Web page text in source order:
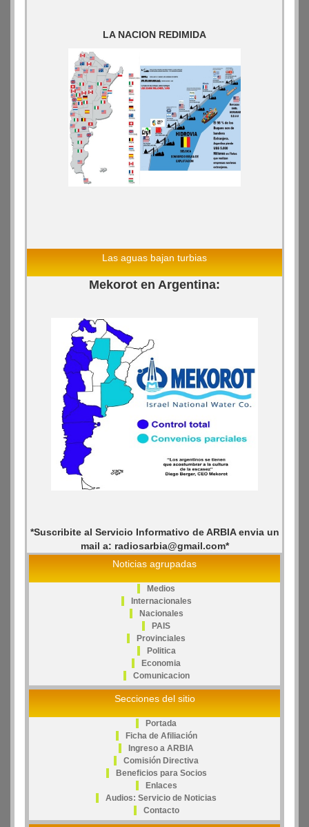
LA NACION REDIMIDA
Las aguas bajan turbias
Mekorot en Argentina:
*Suscribite al Servicio Informativo de ARBIA envia un
mail a: radiosarbia@gmail.com*
Noticias agrupadas
Medios
Internacionales
Nacionales
PAIS
Provinciales
Politica
Economia
Comunicacion
Secciones del sitio
Portada
Ficha de Afiliación
Ingreso a ARBIA
Comisión Directiva
Beneficios para Socios
Enlaces
Audios: Servicio de Noticias
Contacto